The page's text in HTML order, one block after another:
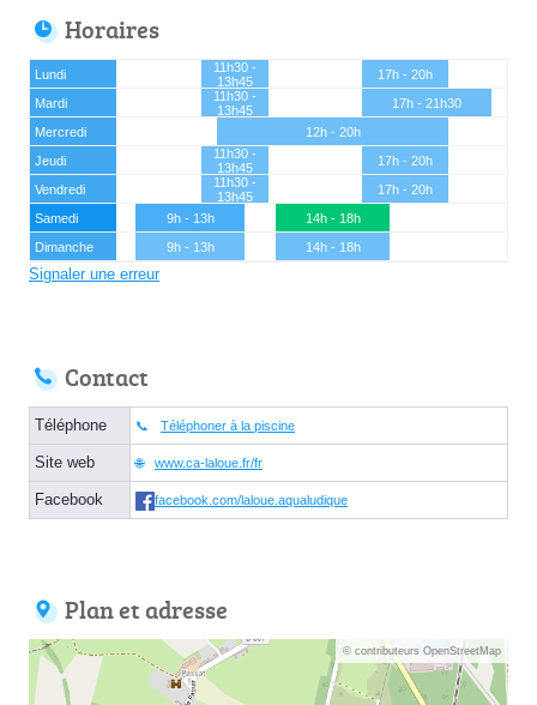
Horaires
Lundi
11h30 -
13h45
17h - 20h
Mardi
11h30 -
13h45
17h - 21h30
Mercredi
12h - 20h
Jeudi
11h30 -
13h45
17h - 20h
Vendredi
11h30 -
13h45
17h - 20h
Samedi
9h - 13h
14h - 18h
Dimanche
9h - 13h 14h - 18h
Signaler une erreur
Contact
Téléphone Téléphoner à la piscine
Site web www.ca-laloue.fr/fr
Facebook facebook.com/laloue.aqualudique
Plan et adresse
© contributeurs OpenStreetMap